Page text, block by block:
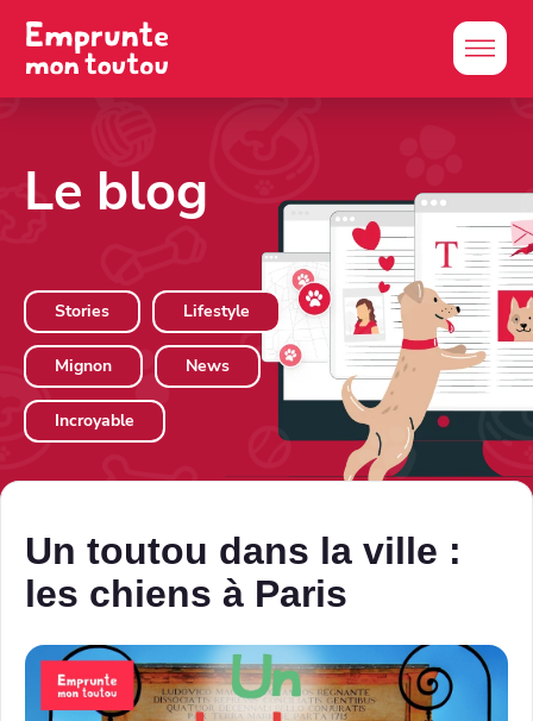
Le blog
Stories Lifestyle
Mignon News
Incroyable
Un toutou dans la ville :
les chiens à Paris